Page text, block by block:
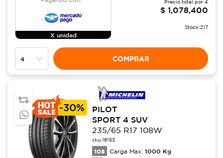
X unidad
Precio total por 4
$ 1,078,400
Stock:217
COMPRAR
-30%
PILOT
SPORT 4 SUV
235/65 R17 108W
sku:16153
108 Carga Max: 1000 Kg